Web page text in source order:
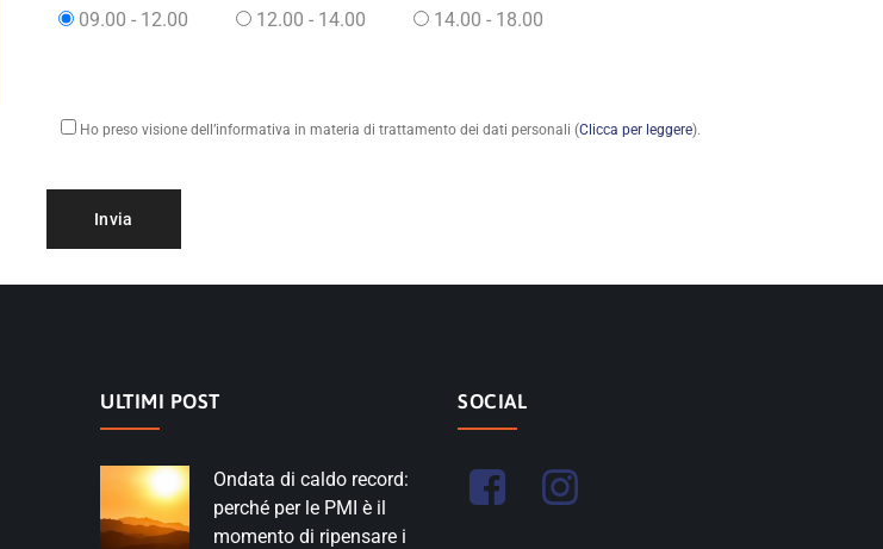
09.00 - 12.00 12.00 - 14.00 14.00 - 18.00
Ho preso visione dell’informativa in materia di trattamento dei dati personali (Clicca per leggere).
ULTIMI POST
Ondata di caldo record:
perché per le PMI è il
momento di ripensare i
SOCIAL